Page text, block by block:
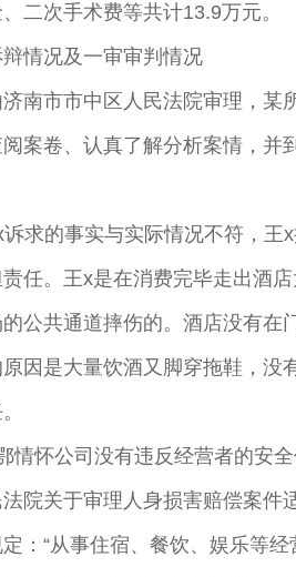
二次手术费等共计13.9万元。
情况及一审审判情况
南市市中区人民法院审理，某
阅案卷、认真了解分析案情，并
诉求的事实与实际情况不符，王
任。王x是在消费完毕走出酒
公共通道摔伤的。酒店没有在
因是大量饮酒又脚穿拖鞋，没
情怀公司没有违反经营者的安
院关于审理人身损害赔偿案件
：“从事住宿、餐饮、娱乐等